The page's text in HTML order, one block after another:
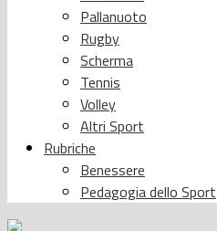
Pallanuoto
Rugby
Scherma
Tennis
Volley
Altri Sport
Rubriche
Benessere
Pedagogia dello Sport